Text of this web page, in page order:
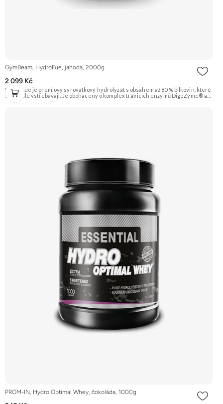
GymBeam, HydroFue, jahoda, 2000g
2 099 Kč
HydroFue je prémiový syrovátkový hydrolyzát s obsahem až 80 % bílkovin, které
se rychle vstřebávají. Je obohacený o komplex trávicích enzymů DigeZyme® a
PROM-IN, Hydro Optimal Whey, čokoláda, 1000g